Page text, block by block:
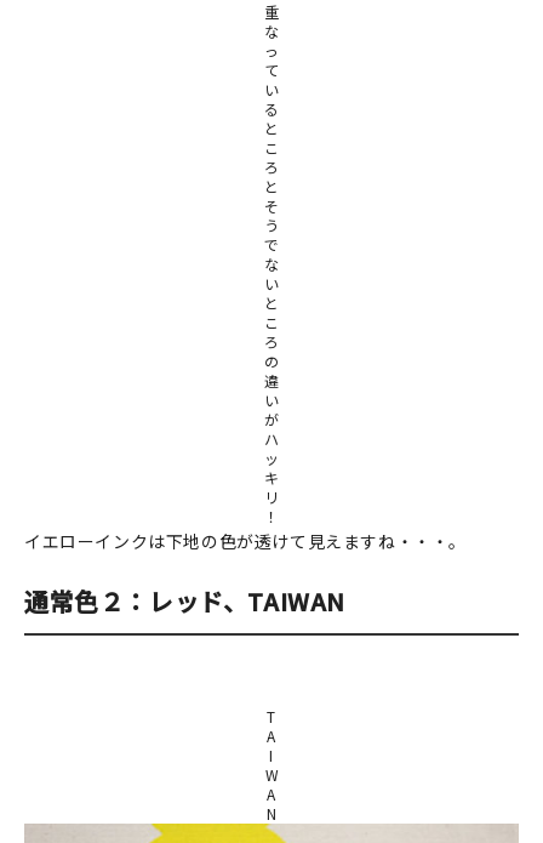
重
な
っ
て
い
る
と
こ
ろ
と
そ
う
で
な
い
と
こ
ろ
の
違
い
が
ハ
ッ
キ
リ
！
イエローインクは下地の色が透けて見えますね・・・。
通常色２：レッド、TAIWAN
T
A
I
W
A
N